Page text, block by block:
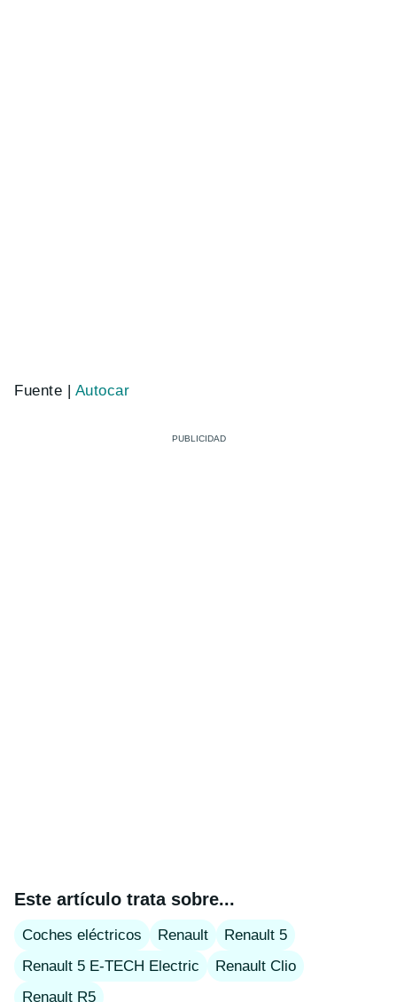
Fuente | Autocar
Este artículo trata sobre...
Coches eléctricos Renault
Renault 5
Renault 5 E-TECH Electric
Renault Clio
Renault R5